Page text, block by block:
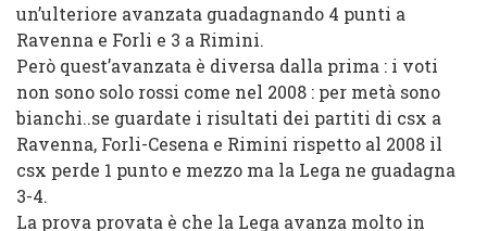
un’ulteriore avanzata guadagnando 4 punti a
Ravenna e Forli e 3 a Rimini.
Però quest’avanzata è diversa dalla prima : i voti
non sono solo rossi come nel 2008 : per metà sono
bianchi..se guardate i risultati dei partiti di csx a
Ravenna, Forli-Cesena e Rimini rispetto al 2008 il
csx perde 1 punto e mezzo ma la Lega ne guadagna
3-4.
La prova provata è che la Lega avanza molto in